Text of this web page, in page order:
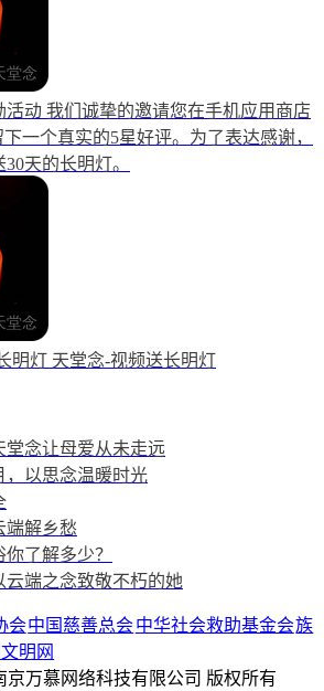
活动 我们诚挚的邀请您在手机应用商店
一个真实的5星好评。为了表达感谢，
天的长明灯。
明灯 天堂念-视频送长明灯
堂念让母爱从未走远
，以思念温暖时光
端解乡愁
了解多少？
云端之念致敬不朽的她
会中国慈善总会中华社会救助基金会族
明网
京万慕网络科技有限公司 版权所有